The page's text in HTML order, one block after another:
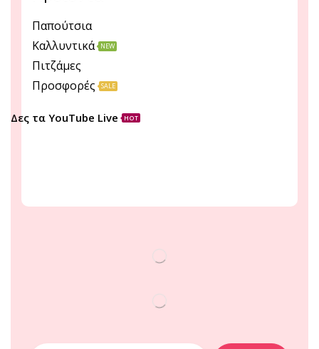
Παπούτσια
Καλλυντικά
NEW
Πιτζάμες
Προσφορές
SALE
Δες τα YouTube Live HOT